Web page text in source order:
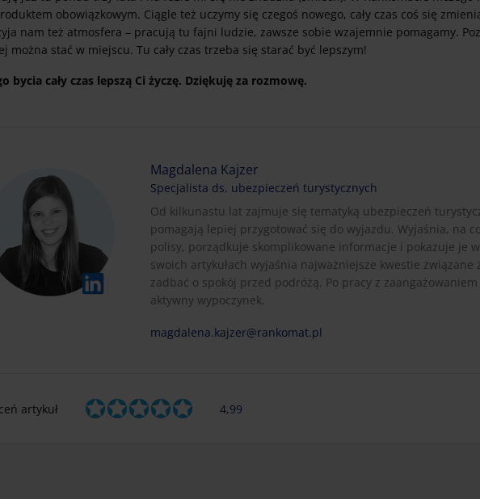
obowiązkowym. Ciągle też uczymy się czegoś nowego, cały czas coś się
nam też atmosfera – pracują tu fajni ludzie, zawsze sobie wzajemnie pomagamy.
można stać w miejscu. Tu cały czas trzeba się starać być lepszym!
bycia cały czas lepszą Ci życzę. Dziękuję za rozmowę.
Magdalena Kajzer
Specjalista ds. ubezpieczeń turystycznych
Od kilkunastu lat zajmuje się tematyką ubezpieczeń
pomagają lepiej przygotować się do wyjazdu. Wyjaśnia, na
polisy, porządkuje skomplikowane informacje i pokazuje je
swoich artykułach wyjaśnia najważniejsze kwestie
zadbać o spokój przed podróżą. Po pracy z
aktywny wypoczynek.
magdalena.kajzer@rankomat.pl
artykuł 4,99